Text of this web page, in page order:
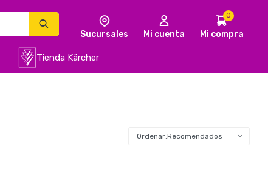
Tienda Kärcher
0
Recomendados